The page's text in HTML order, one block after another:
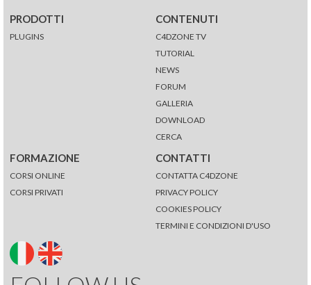
PRODOTTI
PLUGINS
CONTENUTI
C4DZONE TV
TUTORIAL
NEWS
FORUM
GALLERIA
DOWNLOAD
CERCA
FORMAZIONE
CORSI ONLINE
CORSI PRIVATI
CONTATTI
CONTATTA C4DZONE
PRIVACY POLICY
COOKIES POLICY
TERMINI E CONDIZIONI D'USO